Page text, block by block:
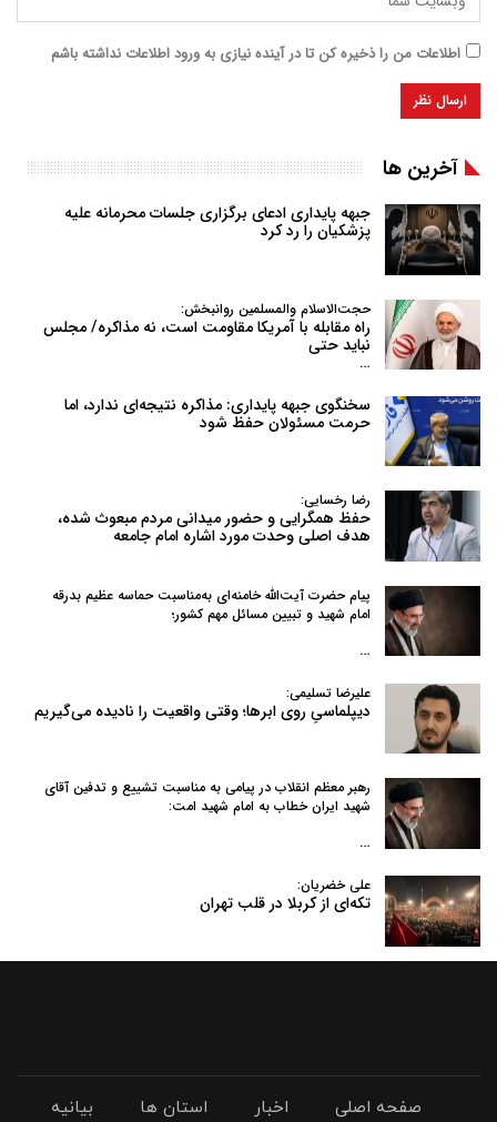
اطلاعات من را ذخیره کن تا در آینده نیازی به ورود اطلاعات نداشته باشم
آخرین ها
جبهه پایداری ادعای برگزاری جلسات محرمانه علیه
پزشکیان را رد کرد
حجت‌الاسلام والمسلمین روانبخش:
راه مقابله با آمریکا مقاومت است، نه مذاکره/ مجلس
نباید حتی
…
سخنگوی جبهه پایداری: مذاکره نتیجه‌ای ندارد، اما
حرمت مسئولان حفظ شود
رضا رخسایی:
حفظ همگرایی و حضور میدانی مردم مبعوث شده،
هدف اصلی وحدت مورد اشاره امام جامعه
پیام حضرت آیت‌الله خامنه‌ای به‌مناسبت حماسه عظیم بدرقه
امام شهید و تبیین مسائل مهم کشور؛
…
علیرضا تسلیمی:
دیپلماسیِ روی ابرها؛ وقتی واقعیت را نادیده می‌گیریم
رهبر معظم انقلاب در پیامی به‌ مناسبت تشییع و تدفین آقای
شهید ایران خطاب به امام شهید امت:
…
علی خضریان:
تکه‌ای از کربلا در قلب تهران
صفحه اصلی اخبار استان ها بیانیه